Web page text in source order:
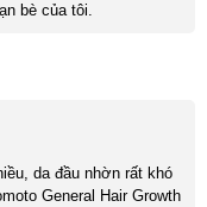
bè của tôi.
da đầu nhờn rất khó
General Hair Growth